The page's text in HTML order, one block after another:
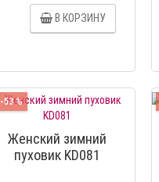
В КОРЗИНУ
-53 %
Женский зимний
пуховик KD081